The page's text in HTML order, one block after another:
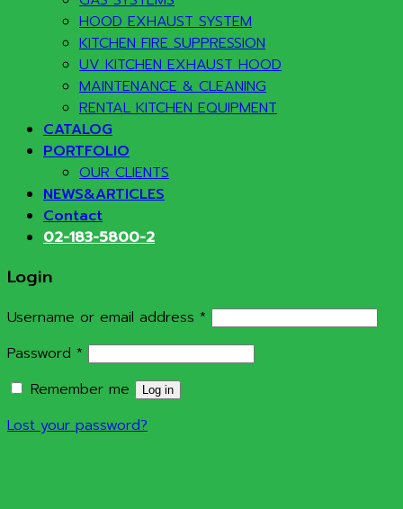
HOOD EXHAUST SYSTEM
KITCHEN FIRE SUPPRESSION
UV KITCHEN EXHAUST HOOD
MAINTENANCE & CLEANING
RENTAL KITCHEN EQUIPMENT
CATALOG
PORTFOLIO
OUR CLIENTS
NEWS&ARTICLES
Contact
02-183-5800-2
Login
Username or email address * Required
Password * Required
Remember me
Log in
Lost your password?